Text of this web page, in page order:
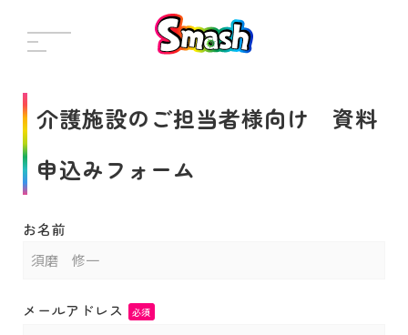
介護施設のご担当者様向け 資料
申込みフォーム
お名前
メールアドレス 必須